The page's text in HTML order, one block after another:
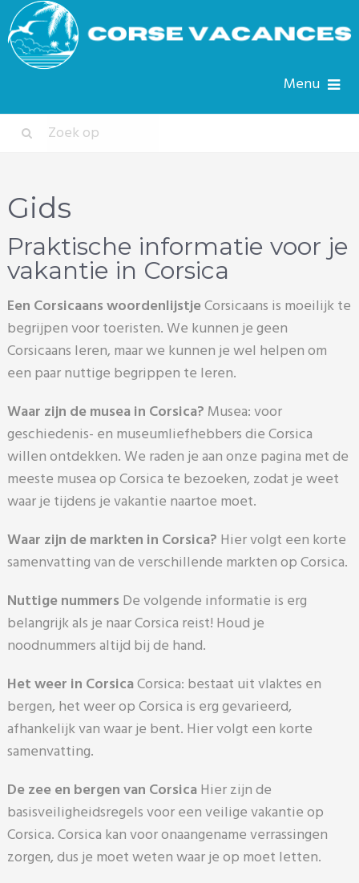
Menu
Gids
Praktische informatie voor je
vakantie in Corsica
Een Corsicaans woordenlijstjeCorsicaans is moeilijk te
begrijpen voor toeristen. We kunnen je geen
Corsicaans leren, maar we kunnen je wel helpen om
een paar nuttige begrippen te leren.
Waar zijn de musea in Corsica? Musea: voor
geschiedenis- en museumliefhebbers die Corsica
willen ontdekken. We raden je aan onze pagina met de
meeste musea op Corsica te bezoeken, zodat je weet
waar je tijdens je vakantie naartoe moet.
Waar zijn de markten in Corsica? Hier volgt een korte
samenvatting van de verschillende markten op Corsica.
Nuttige nummers De volgende informatie is erg
belangrijk als je naar Corsica reist! Houd je
noodnummers altijd bij de hand.
Het weer in CorsicaCorsica: bestaat uit vlaktes en
bergen, het weer op Corsica is erg gevarieerd,
afhankelijk van waar je bent. Hier volgt een korte
samenvatting.
De zee en bergen van CorsicaHier zijn de
basisveiligheidsregels voor een veilige vakantie op
Corsica. Corsica kan voor onaangename verrassingen
zorgen, dus je moet weten waar je op moet letten.